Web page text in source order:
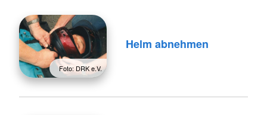
Foto: DRK e.V.
Helm abnehmen